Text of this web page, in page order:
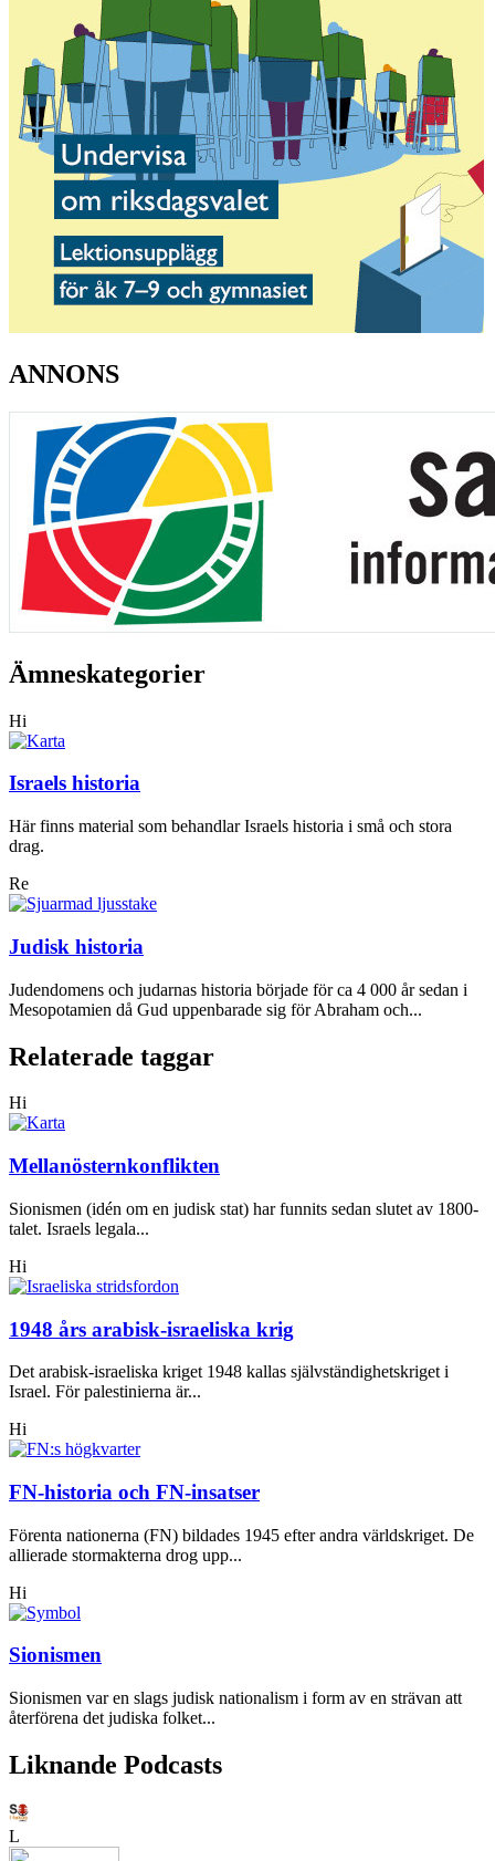
ANNONS
Ämneskategorier
Hi
Israels historia
Här finns material som behandlar Israels historia i små och stora
drag.
Re
Judisk historia
Judendomens och judarnas historia började för ca 4 000 år sedan i
Mesopotamien då Gud uppenbarade sig för Abraham och...
Relaterade taggar
Hi
Mellanösternkonflikten
Sionismen (idén om en judisk stat) har funnits sedan slutet av 1800-
talet. Israels legala...
Hi
1948 års arabisk-israeliska krig
Det arabisk-israeliska kriget 1948 kallas självständighetskriget i
Israel. För palestinierna är...
Hi
FN-historia och FN-insatser
Förenta nationerna (FN) bildades 1945 efter andra världskriget. De
allierade stormakterna drog upp...
Hi
Sionismen
Sionismen var en slags judisk nationalism i form av en strävan att
återförena det judiska folket...
Liknande Podcasts
L